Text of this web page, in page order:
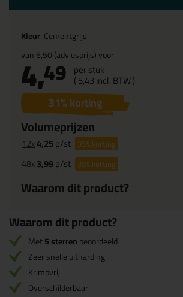
Kleur: Cementgrijs
van6,50(adviesprijs) voor
4,49 per stuk
(5,43incl. BTW )
31% korting
Volumeprijzen
12x4,25p/st 35%korting
48x3,99p/st 39%korting
Waarom dit product?
Waarom dit product?
Met5 sterrenbeoordeeld
Zeer snelle uitharding
Krimpvrij
Overschilderbaar